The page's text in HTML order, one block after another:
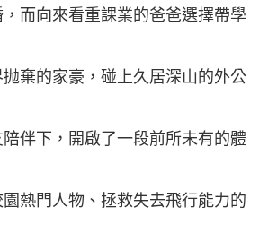
而向來看重課業的爸爸選擇帶學
棄的家豪，碰上久居深山的外公
伴下，開啟了一段前所未有的體
熱門人物、拯救失去飛行能力的